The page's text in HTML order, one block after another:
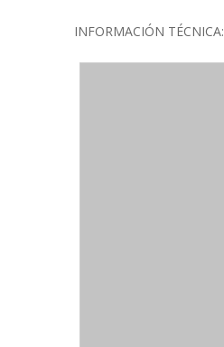
INFORMACIÓN TÉCNICA: